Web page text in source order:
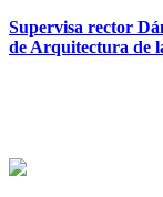
Supervisa rector
de Arquitectura de